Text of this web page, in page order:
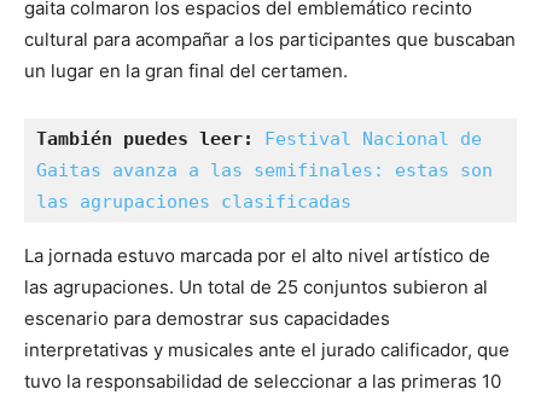
gaita colmaron los espacios del emblemático recinto
cultural para acompañar a los participantes que buscaban
un lugar en la gran final del certamen.
También puedes leer:
Festival Nacional de
Gaitas avanza a las semifinales: estas son
las agrupaciones clasificadas
La jornada estuvo marcada por el alto nivel artístico de
las agrupaciones. Un total de 25 conjuntos subieron al
escenario para demostrar sus capacidades
interpretativas y musicales ante el jurado calificador, que
tuvo la responsabilidad de seleccionar a las primeras 10